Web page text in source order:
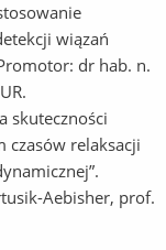
wiązań
dr hab. n.
skuteczności
czasów relaksacji
Aebisher, prof.